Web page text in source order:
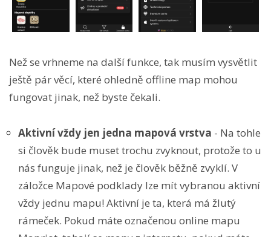
Než se vrhneme na další funkce, tak musím vysvětlit
ještě pár věcí, které ohledně offline map mohou
fungovat jinak, než byste čekali.
Aktivní vždy jen jedna mapová vrstva - Na tohle
si člověk bude muset trochu zvyknout, protože to u
nás funguje jinak, než je člověk běžně zvyklí. V
záložce Mapové podklady lze mít vybranou aktivní
vždy jednu mapu! Aktivní je ta, která má žlutý
rámeček. Pokud máte označenou online mapu